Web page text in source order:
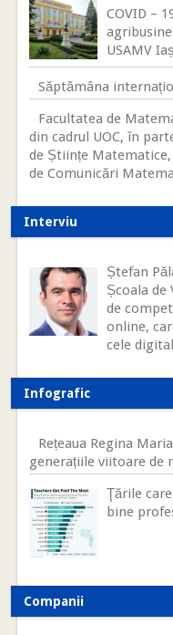
COVID –
USAMV
Săptămâna
Facultatea de
din cadrul UOC, în
de Științe
de Comunicări
Interviu
Ștefan
Școala de
de
online,
cele
Infografic
Rețeaua Regina
generațiile viitoare de
Ţările
bine
Companii